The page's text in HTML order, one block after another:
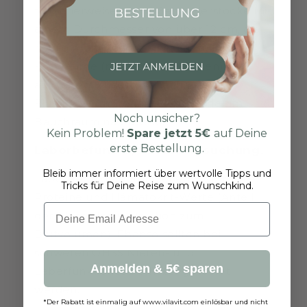
typischerweise vergrößerte Eierstöcke mit
einem Durchmesser von über 12 cm, die
häufig multiple flüssigkeitsgefüllte
Hohlräume (multilokuläre Zysten)
aufweisen. Zudem ist häufig freie
Flüssigkeit im Douglas-Raum oder im
Bauchraum nachweisbar.
Laborbefunde / Blutuntersuchung:
Laborbefunde untersuchen Elektrolyte,
der Blutzellen in Relation zum
Blutvolumen). Ebenso sollten bei
schweren OHSS Nieren- und
Leberfunktionsparameter getestet
werden.
Noch unsicher?
Kein Problem! Spare jetzt 5€ auf Deine
erste Bestellung.
Bleib immer informiert über wertvolle Tipps und
Tricks für Deine Reise zum Wunschkind.
Email
Anmelden & 5€ sparen
*Der Rabatt ist einmalig auf www.vilavit.com einlösbar und nicht